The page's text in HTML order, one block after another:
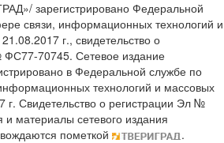
зарегистрировано Федеральной
связи, информационных технологий и
г., свидетельство о
70745. Сетевое издание
в Федеральной службе по
технологий и массовых
г. Свидетельство о регистрации Эл №
материалы сетевого издания
пометкой
.